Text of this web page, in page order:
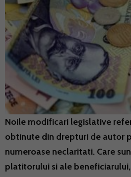
Noile modificari legislative
obtinute din drepturi de autor
numeroase neclaritati. Care
platitorului si ale